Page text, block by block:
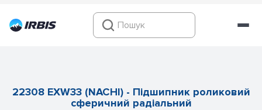
22308 EXW33 (NACHI) - Підшипник роликовий
сферичний радіальний